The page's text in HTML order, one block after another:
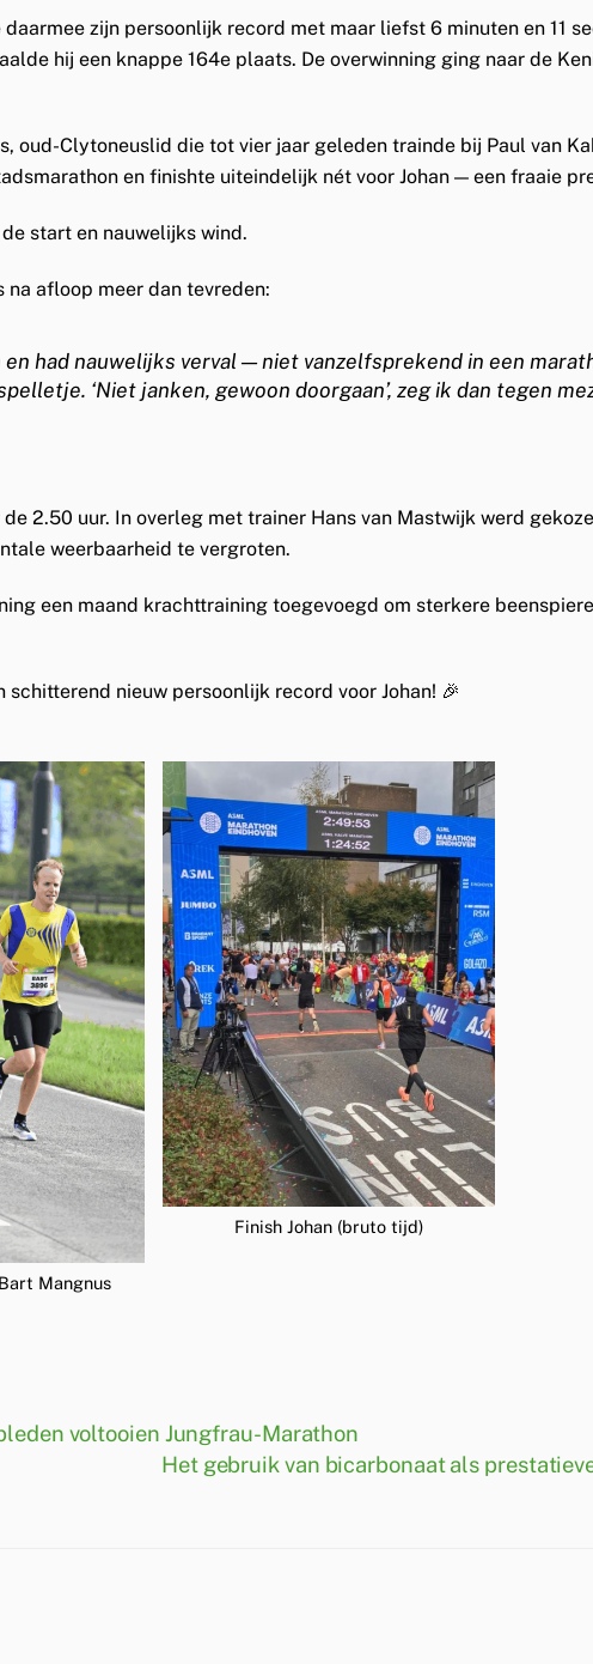
daarmee zijn persoonlijk record met maar liefst 6 minuten en 11
hij een knappe 164e plaats. De overwinning ging naar de
, oud-Clytoneuslid die tot vier jaar geleden trainde bij Paul van
en finishte uiteindelijk nét voor Johan — een fraaie
start en nauwelijks wind.
na afloop meer dan tevreden:
had nauwelijks verval — niet vanzelfsprekend in een
‘Niet janken, gewoon doorgaan’, zeg ik dan tegen
2.50 uur. In overleg met trainer Hans van Mastwijk werd
weerbaarheid te vergroten.
een maand krachttraining toegevoegd om sterkere
nieuw persoonlijk record voor Johan! 🎉
Mangnus
Finish Johan (bruto tijd)
voltooien Jungfrau-Marathon
Het gebruik van bicarbonaat als